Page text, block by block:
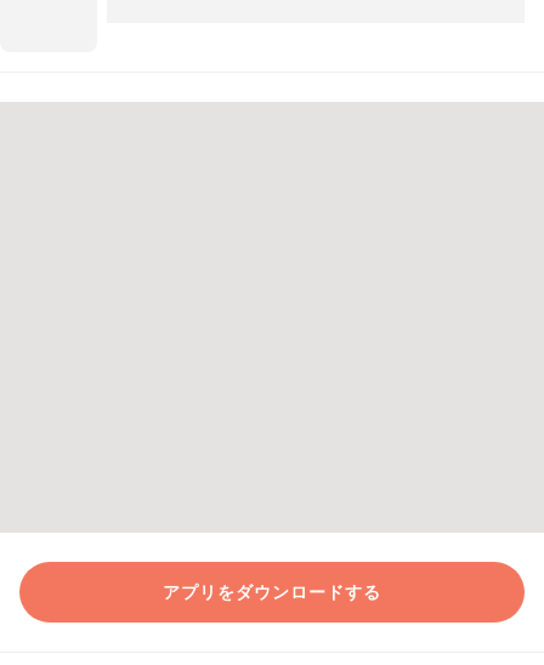
アプリをダウンロードする